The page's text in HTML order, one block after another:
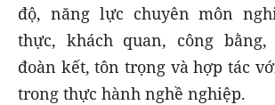
độ, năng lực chuyên môn
thực, khách quan, công
đoàn kết, tôn trọng và hợp tác
trong thực hành nghề nghiệp.